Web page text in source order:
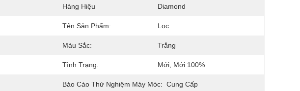
Hàng Hiệu Diamond
Tên Sản Phẩm: Lọc
Màu Sắc: Trắng
Tình Trạng: Mới, Mới 100%
Báo Cáo Thử Nghiệm Máy Móc: Cung Cấp